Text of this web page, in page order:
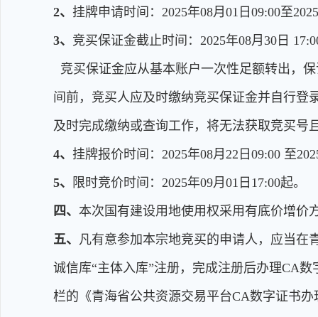
2、 挂牌申请时间：2025年08月01日09:00至
3、 竞买保证金截止时间：2025年08月30日
竞买保证金应从基本账户一次性足额转出，
间前，竞买人应及时缴纳竞买保证金并自行登
及时完成缴纳或查询工作，将无法获取竞买号
4、 挂牌报价时间：2025年08月22日09:00 至
5、
限时竞价时间：2025年09月01日17:00起。
四、 本次国有建设用地使用权采用有底价增价
五、 凡有意参加本宗地竞买的申请人，应当在
诚信库“主体入库”注册，完成注册后办理CA
栏的《青海省公共资源交易平台CA数字证书办